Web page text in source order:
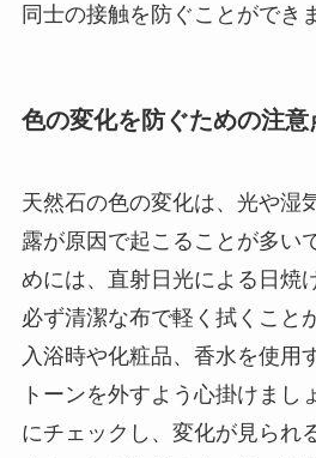
同士の接触を防ぐことができ
色の変化を防ぐための注意
天然石の色の変化は、光や湿
露が原因で起こることが多い
めには、直射日光による日焼
必ず清潔な布で軽く拭くこと
入浴時や化粧品、香水を使用
トーンを外すよう心掛けまし
にチェックし、変化が見られ